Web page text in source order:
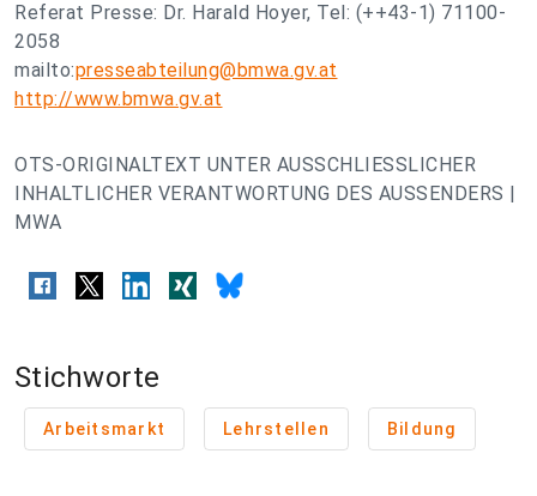
Referat Presse: Dr. Harald Hoyer, Tel: (++43-1) 71100-
2058
mailto:presseabteilung@bmwa.gv.at
http://www.bmwa.gv.at
OTS-ORIGINALTEXT UNTER AUSSCHLIESSLICHER
INHALTLICHER VERANTWORTUNG DES AUSSENDERS |
MWA
Stichworte
Arbeitsmarkt Lehrstellen Bildung